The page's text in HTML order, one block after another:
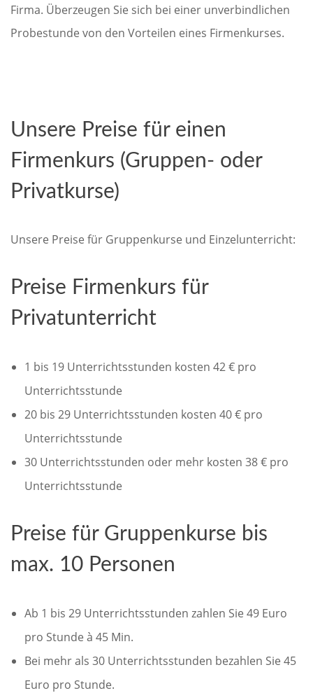
Firma. Überzeugen Sie sich bei einer unverbindlichen
Probestunde von den Vorteilen eines Firmenkurses.
Unsere Preise für einen
Firmenkurs (Gruppen- oder
Privatkurse)
Unsere Preise für Gruppenkurse und Einzelunterricht:
Preise Firmenkurs für
Privatunterricht
1 bis 19 Unterrichtsstunden kosten 42 € pro
Unterrichtsstunde
20 bis 29 Unterrichtsstunden kosten 40 € pro
Unterrichtsstunde
30 Unterrichtsstunden oder mehr kosten 38 € pro
Unterrichtsstunde
Preise für Gruppenkurse bis
max. 10 Personen
Ab 1 bis 29 Unterrichtsstunden zahlen Sie 49 Euro
pro Stunde à 45 Min.
Bei mehr als 30 Unterrichtsstunden bezahlen Sie 45
Euro pro Stunde.